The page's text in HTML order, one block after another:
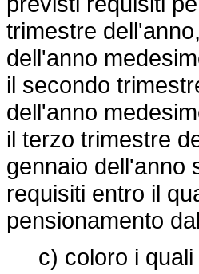
trimestre
dell'anno
il secondo
dell'anno
il terzo trimestre
gennaio dell'anno
requisiti entro il
pensionamento
c) coloro i quali